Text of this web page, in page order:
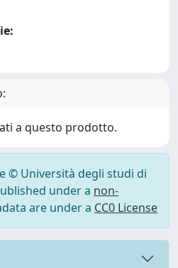
a questo prodotto.
© Università degli studi di
under a non-
are under a CC0 License